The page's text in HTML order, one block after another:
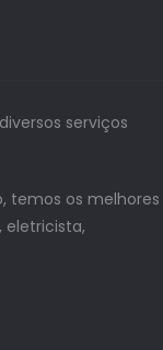
serviços
temos os melhores
eletricista,